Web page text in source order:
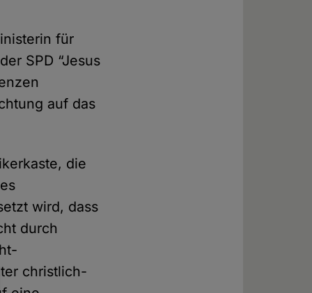
für
SPD “Jesus
auf das
die
wird, dass
durch
christlich-